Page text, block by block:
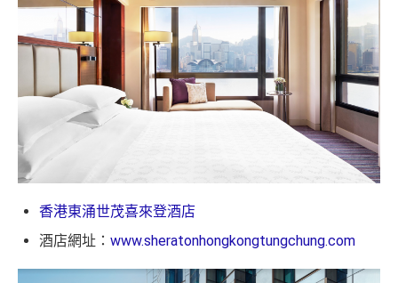
香港東涌世茂喜來登酒店
酒店網址： www.sheratonhongkongtungchung.com